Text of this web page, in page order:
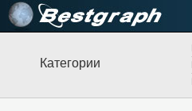
Категории